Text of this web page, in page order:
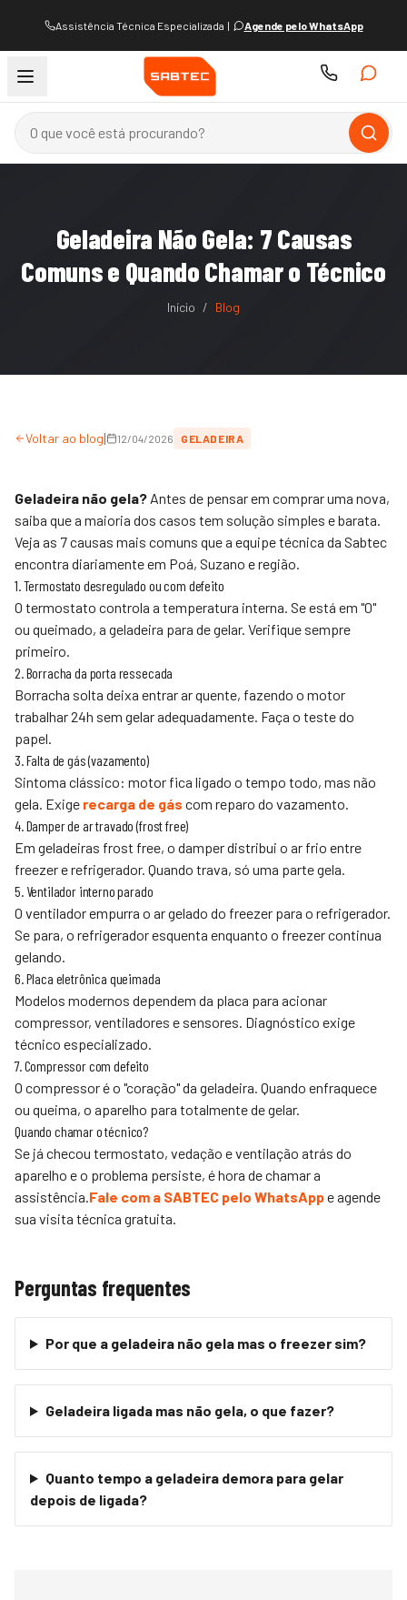
Assistência Técnica Especializada | Agende pelo WhatsApp
Geladeira Não Gela: 7 Causas
Comuns e Quando Chamar o Técnico
Início / Blog
Voltar ao blog| 12/04/2026 GELADEIRA
Geladeira não gela? Antes de pensar em comprar uma nova,
saiba que a maioria dos casos tem solução simples e barata.
Veja as 7 causas mais comuns que a equipe técnica da Sabtec
encontra diariamente em Poá, Suzano e região.
1. Termostato desregulado ou com defeito
O termostato controla a temperatura interna. Se está em "0"
ou queimado, a geladeira para de gelar. Verifique sempre
primeiro.
2. Borracha da porta ressecada
Borracha solta deixa entrar ar quente, fazendo o motor
trabalhar 24h sem gelar adequadamente. Faça o teste do
papel.
3. Falta de gás (vazamento)
Sintoma clássico: motor fica ligado o tempo todo, mas não
gela. Exige recarga de gás com reparo do vazamento.
4. Damper de ar travado (frost free)
Em geladeiras frost free, o damper distribui o ar frio entre
freezer e refrigerador. Quando trava, só uma parte gela.
5. Ventilador interno parado
O ventilador empurra o ar gelado do freezer para o refrigerador.
Se para, o refrigerador esquenta enquanto o freezer continua
gelando.
6. Placa eletrônica queimada
Modelos modernos dependem da placa para acionar
compressor, ventiladores e sensores. Diagnóstico exige
técnico especializado.
7. Compressor com defeito
O compressor é o "coração" da geladeira. Quando enfraquece
ou queima, o aparelho para totalmente de gelar.
Quando chamar o técnico?
Se já checou termostato, vedação e ventilação atrás do
aparelho e o problema persiste, é hora de chamar a
assistência.Fale com a SABTEC pelo WhatsAppe agende
sua visita técnica gratuita.
Perguntas frequentes
Por que a geladeira não gela mas o freezer sim?
Geladeira ligada mas não gela, o que fazer?
Quanto tempo a geladeira demora para gelar
depois de ligada?